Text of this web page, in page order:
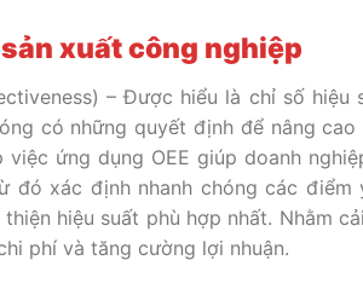
xuất công nghiệp
– Được hiểu là chỉ số
có những quyết định để nâng
ứng dụng OEE giúp doanh
đó xác định nhanh chóng các điểm
hiệu suất phù hợp nhất. Nhằm
phí và tăng cường lợi nhuận.